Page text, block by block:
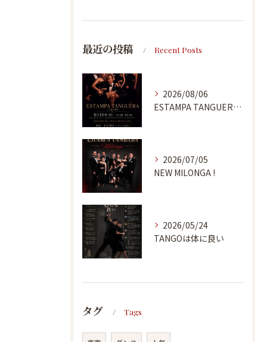
最近の投稿 Recent Posts
2026/08/06
ESTAMPA TANGUERA MILONGA
2026/07/05
NEW MILONGA !
2026/05/24
TANGOは体に良い
タグ Tags